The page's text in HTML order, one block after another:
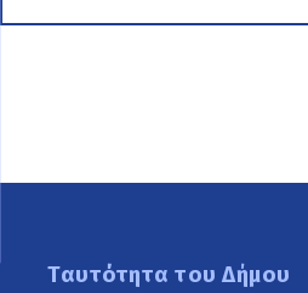
Ταυτότητα του Δήμου